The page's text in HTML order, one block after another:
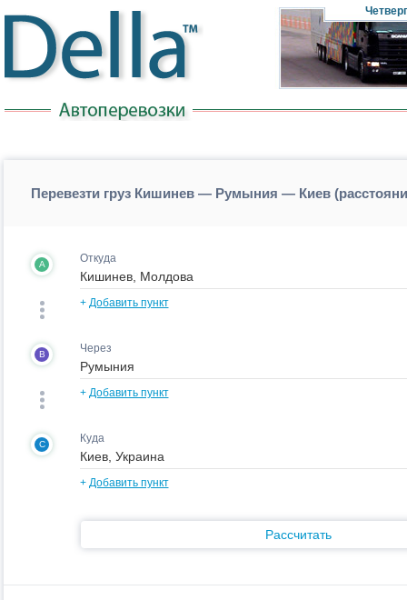
Четверг
Перевезти груз Кишинев — Румыния — Киев
A Откуда
+ Добавить пункт
B Через
+ Добавить пункт
C Куда
+ Добавить пункт
Рассчитать